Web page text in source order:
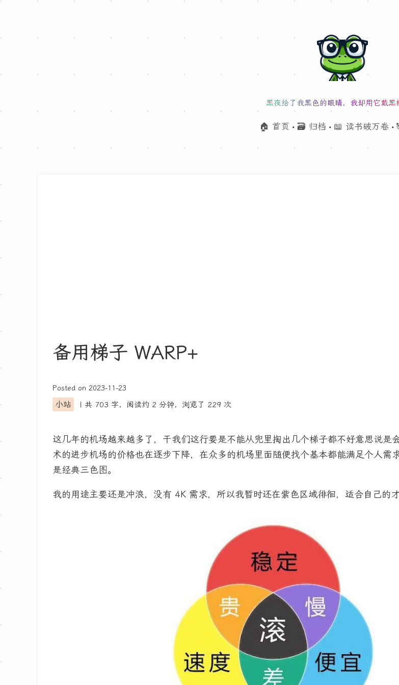
黑夜给了我黑色的眼睛，我却用它戴黑
🏠 首页 • 🗃 归档 • 📖 读书破万卷 •
备用梯子 WARP+
Posted on 2023-11-23
小站 | 共 703 字，阅读约 2 分钟，浏览了 229 次
这几年的机场越来越多了，干我们这行要是不能从兜里掏出几个梯子都不好意思说是
术的进步机场的价格也在逐步下降，在众多的机场里面随便找个基本都能满足个人需
是经典三色图。
我的用途主要还是冲浪，没有 4K 需求，所以我暂时还在紫色区域徘徊，适合自己的才